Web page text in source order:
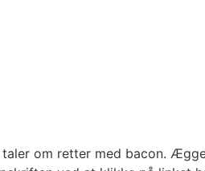
om retter med bacon.